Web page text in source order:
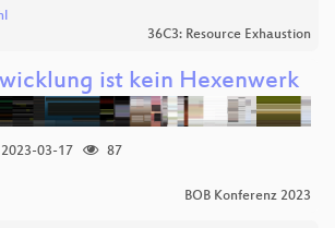
36C3: Resource Exhaustion
ist kein Hexenwerk
2023-03-17
87
BOB Konferenz 2023